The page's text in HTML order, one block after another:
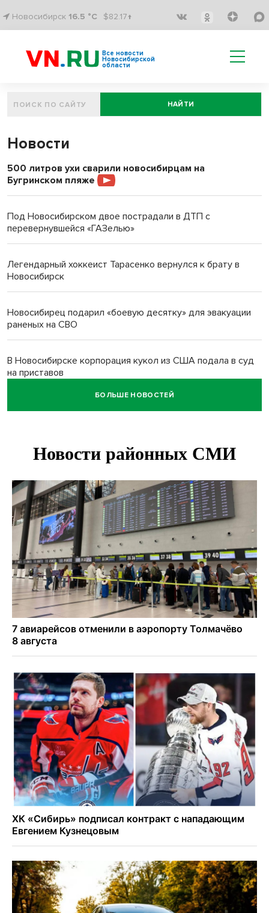
Новосибирск 16.5 °C $82.17↑
Все новости
Новосибирской
области
НАЙТИ
Новости
500 литров ухи сварили новосибирцам на
Бугринском пляже
Под Новосибирском двое пострадали в ДТП с
перевернувшейся «ГАЗелью»
Легендарный хоккеист Тарасенко вернулся к брату в
Новосибирск
Новосибирец подарил «боевую десятку» для эвакуации
раненых на СВО
В Новосибирске корпорация кукол из США подала в суд
на приставов
В Новосибирске минздрав объявил бесплатную
В Новосибирске врачи прооперировали 25 тысяч
Знаменитый орангутан Бату отметил юбилей в
новосибирском зоопарке
Новосибирские хирурги спасли сердце восьмиклассницы
с донорским клапаном
БОЛЬШЕ НОВОСТЕЙ